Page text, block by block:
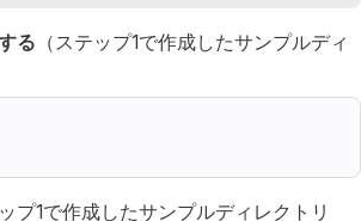
る （ステップ1で作成したサンプルディ
ップ1で作成したサンプルディレクトリ